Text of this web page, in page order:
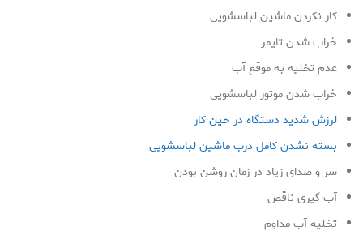
کار نکردن ماشین لباسشویی
خراب شدن تایمر
عدم تخلیه به موقع آب
خراب شدن موتور لباسشویی
لرزش شدید دستگاه در حین کار
بسته نشدن کامل درب ماشین لباسشویی
سر و صدای زیاد در زمان روشن بودن
آب گیری ناقص
تخلیه آب مداوم